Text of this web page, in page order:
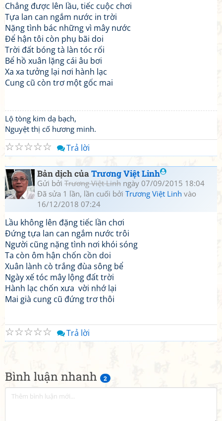
Bình luận nhanh 2
Chẳng được lên lầu, tiếc cuộc chơi
Tựa lan can ngắm nước in trời
Nặng tình bác những vì mây nước
Để hận tôi còn phụ bãi doi
Trời đất bóng tà làn tóc rối
Bể hồ xuân lặng cái âu bơi
Xa xa tưởng lại nơi hành lạc
Cung cũ còn trơ một gốc mai
Lộ tòng kim dạ bạch,
Nguyệt thị cố hương minh.
☆
☆
☆
☆
☆ Trả lời
Bản dịch củaTrương Việt Linh
Gửi bởi Trương Việt Linh ngày 07/09/2015 18:04
Đã sửa 1 lần, lần cuối bởi Trương Việt Linh vào
16/12/2018 07:24
Lầu không lên đặng tiếc lần chơi
Đứng tựa lan can ngắm nước trôi
Người cũng nặng tình nơi khói sóng
Ta còn ôm hận chốn cồn doi
Xuân lành cò trắng đùa sông bể
Ngày xế tóc mây lộng đất trời
Hành lạc chốn xưa vời nhớ lại
Mai già cung cũ đứng trơ thôi
☆
☆
☆
☆
☆ Trả lời